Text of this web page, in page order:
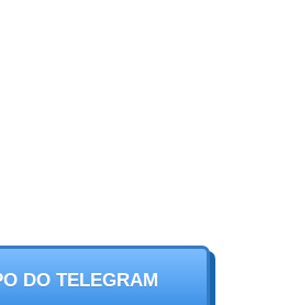
DO TELEGRAM